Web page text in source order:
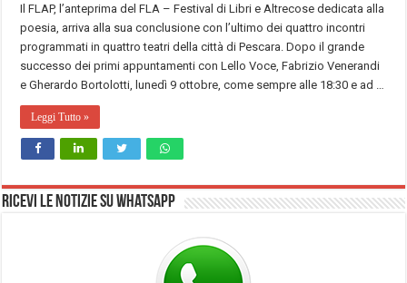
Il FLAP, l’anteprima del FLA – Festival di Libri e Altrecose dedicata alla
poesia, arriva alla sua conclusione con l’ultimo dei quattro incontri
programmati in quattro teatri della città di Pescara. Dopo il grande
successo dei primi appuntamenti con Lello Voce, Fabrizio Venerandi
e Gherardo Bortolotti, lunedì 9 ottobre, come sempre alle 18:30 e ad …
Leggi Tutto »
Ricevi le notizie su Whatsapp